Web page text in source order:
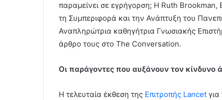
παραμείνει σε εγρήγορση; Η Ruth Brookman,
τη Συμπεριφορά και την Ανάπτυξη του
Αναπληρώτρια καθηγήτρια Γνωσιακής
άρθρο τους στο The Conversation.
Οι παράγοντες που αυξάνουν τον κίνδυνο
Η τελευταία έκθεση της Επιτροπής Lancet